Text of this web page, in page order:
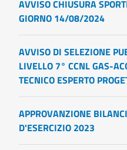
AVVISO CHIUSURA
GIORNO 14/08/2024
AVVISO DI SELEZIONE
LIVELLO 7° CCNL GAS-
TECNICO ESPERTO
APPROVANZIONE
D'ESERCIZIO 2023